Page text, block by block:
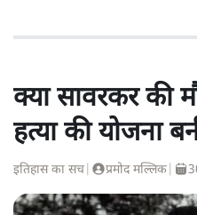
क्या सावरकर की
हत्या की योजना
इतिहास का सच प्रमोद मल्लिक